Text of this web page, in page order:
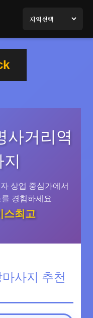
사거리역
상업 중심가에서
경험하세요
스최고
사지 추천